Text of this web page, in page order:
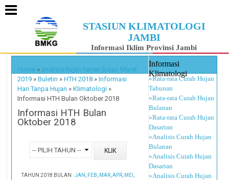
STASIUN KLIMATOLOGI
JAMBI
Informasi Iklim Provinsi Jambi
Home » analisis hujan harian bulan Maret
2019 »Buletin »HTH 2018 »Informasi
Hari Tanpa Hujan »Klimatologi »
Informasi HTH Bulan Oktober 2018
Informasi HTH Bulan
Oktober 2018
TAHUN 2018 BULAN :JAN FEB MAR, APR, MEI
Informasi
Klimatologi
»Rata-rata Curah Hujan
Tahunan
»Rata-rata Curah Hujan
Bulanan
»Rata-rata Curah Hujan
Dasarian
»Analisis Curah Hujan
Bulanan
»Analisis Curah Hujan
Dasarian
»Analisis Curah Hujan